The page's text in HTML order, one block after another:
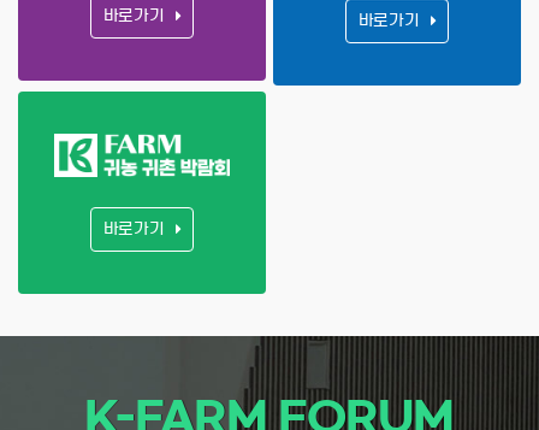
바로가기 바로가기
바로가기
K-FARM FORUM